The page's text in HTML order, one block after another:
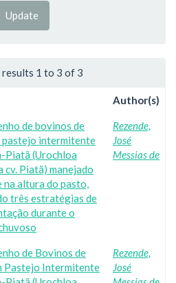
results 1 to 3 of 3
Author(s)
de bovinos de
pastejo intermitente
Piatã (Urochloa
cv. Piatã) manejado
na altura do pasto,
três estratégias de
durante o
Rezende,
José
Messias de
de Bovinos de
Pastejo Intermitente
Rezende,
José